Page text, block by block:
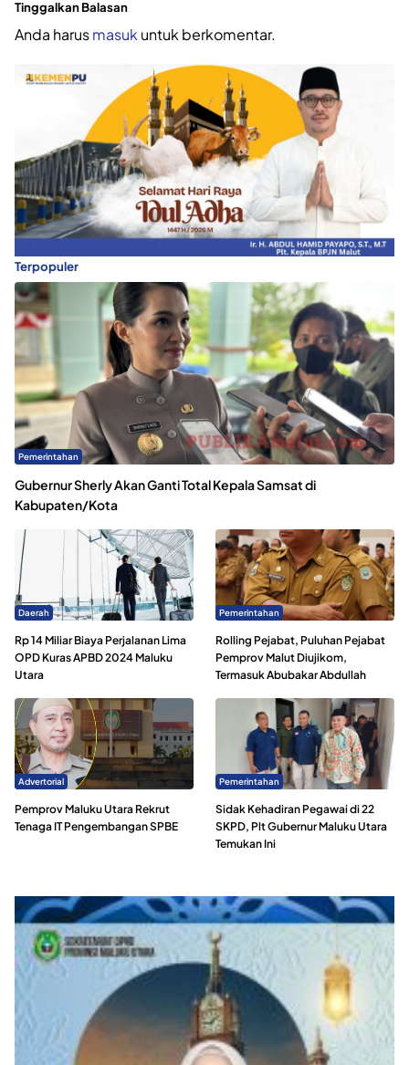
Tinggalkan Balasan
Anda harusmasuk untuk berkomentar.
Terpopuler
Pemerintahan
Gubernur Sherly Akan Ganti Total Kepala Samsat di
Kabupaten/Kota
Daerah
Rp 14 Miliar Biaya Perjalanan Lima
OPD Kuras APBD 2024 Maluku
Utara
Pemerintahan
Rolling Pejabat, Puluhan Pejabat
Pemprov Malut Diujikom,
Termasuk Abubakar Abdullah
Advertorial
Pemprov Maluku Utara Rekrut
Tenaga IT Pengembangan SPBE
Pemerintahan
Sidak Kehadiran Pegawai di 22
SKPD, Plt Gubernur Maluku Utara
Temukan Ini